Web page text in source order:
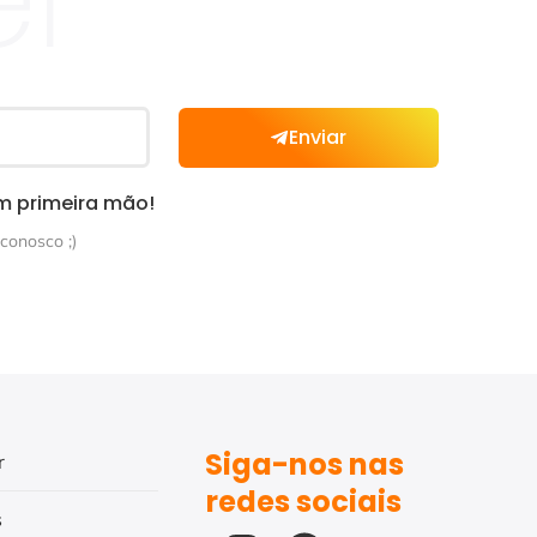
Enviar
primeira mão!
;)
Siga-nos nas
redes sociais